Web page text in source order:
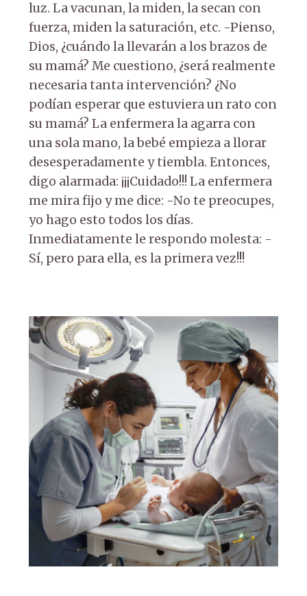
luz. La vacunan, la miden, la secan con
fuerza, miden la saturación, etc. -Pienso,
Dios, ¿cuándo la llevarán a los brazos de
su mamá? Me cuestiono, ¿será realmente
necesaria tanta intervención? ¿No
podían esperar que estuviera un rato con
su mamá? La enfermera la agarra con
una sola mano, la bebé empieza a llorar
desesperadamente y tiembla. Entonces,
digo alarmada: ¡¡¡Cuidado!!! La enfermera
me mira fijo y me dice: -No te preocupes,
yo hago esto todos los días.
Inmediatamente le respondo molesta: -
Sí, pero para ella, es la primera vez!!!